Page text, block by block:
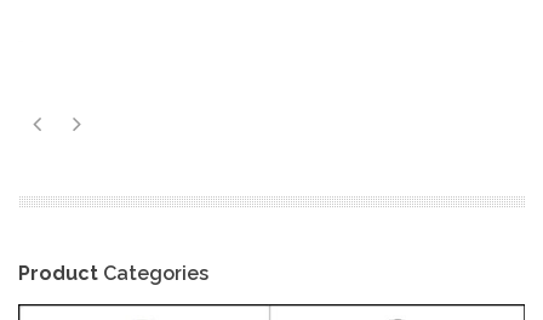
Product Categories